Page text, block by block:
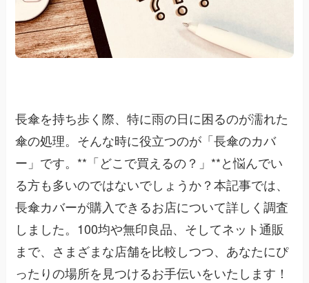
長傘を持ち歩く際、特に雨の日に困るのが濡れた
傘の処理。そんな時に役立つのが「長傘のカバ
ー」です。**「どこで買えるの？」**と悩んでい
る方も多いのではないでしょうか？本記事では、
長傘カバーが購入できるお店について詳しく調査
しました。100均や無印良品、そしてネット通販
まで、さまざまな店舗を比較しつつ、あなたにぴ
ったりの場所を見つけるお手伝いをいたします！